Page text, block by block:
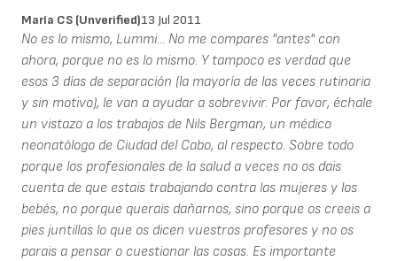
María CS (unverified)13 Jul 2011
No es lo mismo, Lummi... No me compares "antes" con
ahora, porque no es lo mismo. Y tampoco es verdad que
esos 3 días de separación (la mayoría de las veces rutinaria
y sin motivo), le van a ayudar a sobrevivir. Por favor, échale
un vistazo a los trabajos de Nils Bergman, un médico
neonatólogo de Ciudad del Cabo, al respecto. Sobre todo
porque los profesionales de la salud a veces no os dais
cuenta de que estais trabajando contra las mujeres y los
bebés, no porque querais dañarnos, sino porque os creeis a
pies juntillas lo que os dicen vuestros profesores y no os
parais a pensar o cuestionar las cosas. Es importante